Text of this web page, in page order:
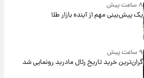
۸ ساعت پیش
یک پیش‌بینی مهم از آینده بازار طلا
۹ ساعت پیش
گران‌ترین خرید تاریخ رئال مادرید رونمایی شد